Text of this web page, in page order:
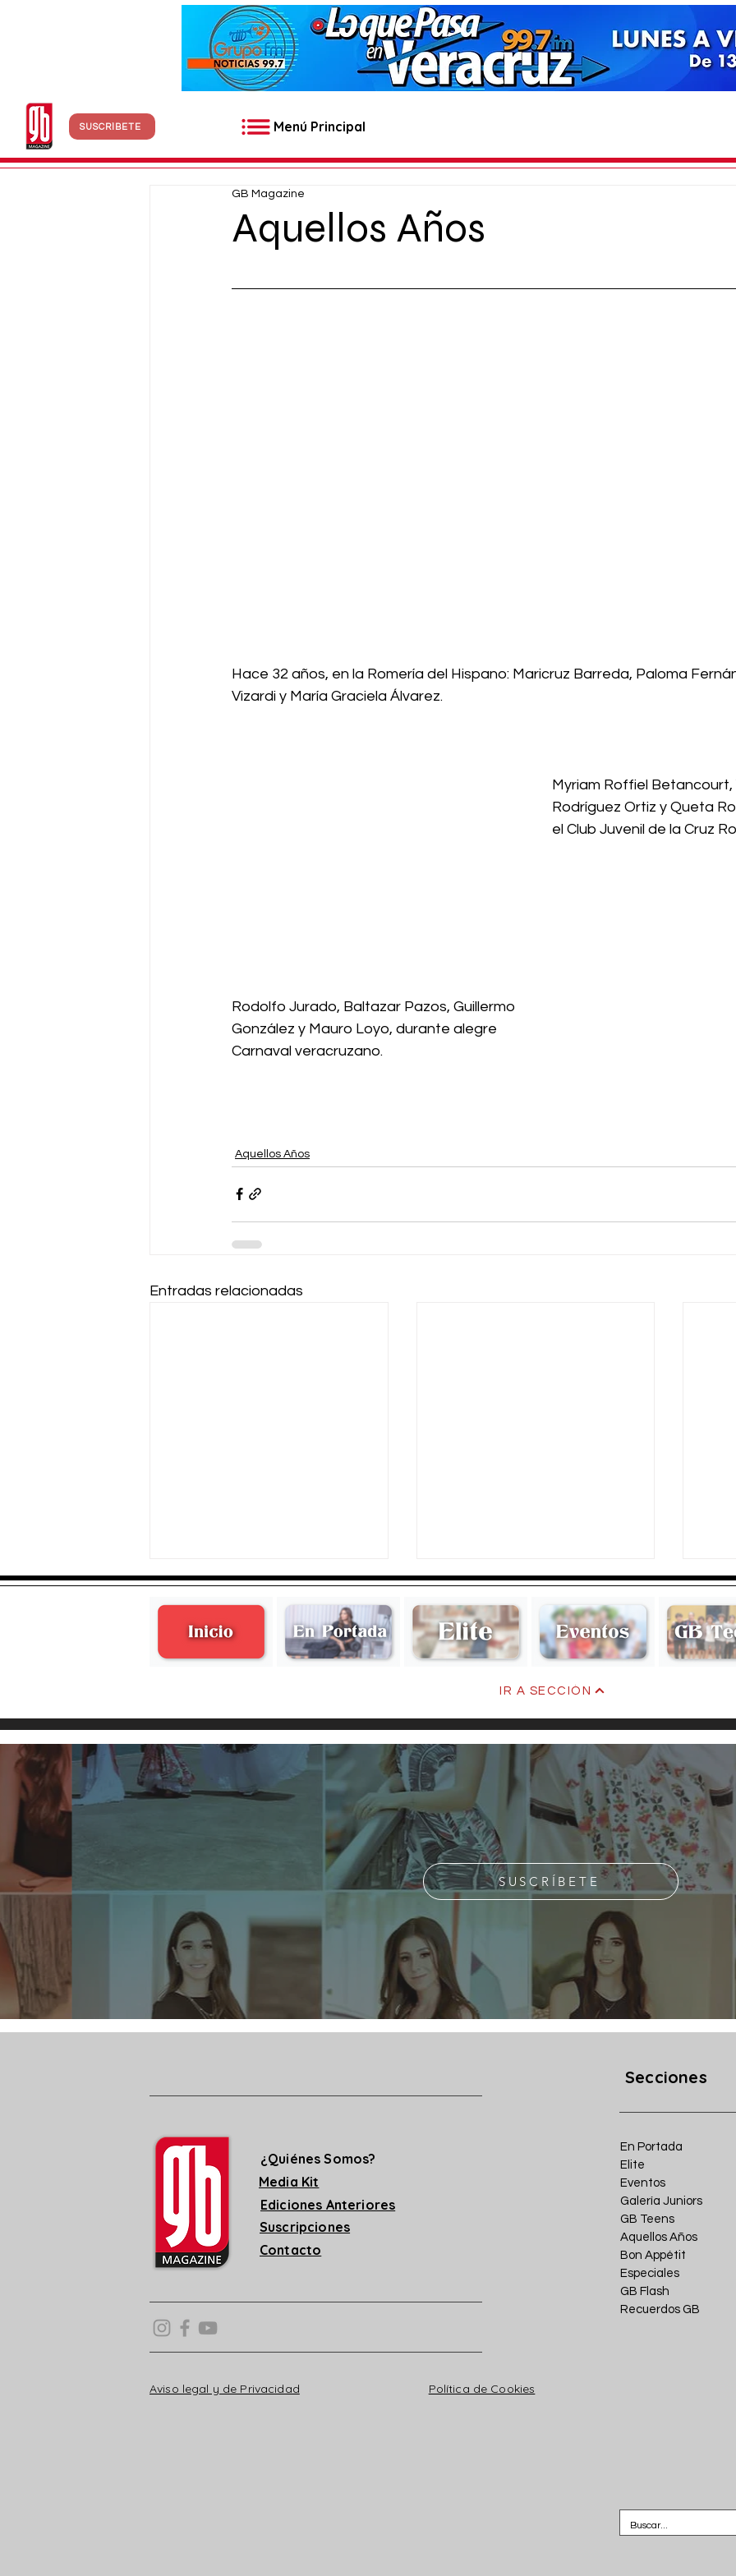
SUSCRÍBETE Menú Principal
Aquellos Años
GB Magazine
Hace 32 años, en la Romería del Hispano: Maricruz Barreda, Paloma
Vizardi y María Graciela Álvarez.
Myriam Roffiel Betancourt,
Rodríguez Ortiz y Queta
el Club Juvenil de la Cruz
Rodolfo Jurado, Baltazar Pazos, Guillermo
González y Mauro Loyo, durante alegre
Carnaval veracruzano.
Aquellos Años
Entradas relacionadas
Aquellos Años Aquellos Años
IR A SECCIÓN
SUSCRÍBETE
¿Quiénes Somos?
Media Kit
Ediciones Anteriores
Suscripciones
Contacto
Aviso legal y de Privacidad Política de Cookies
Secciones
En Portada
Elite
Eventos
Galería Juniors
GB Teens
Aquellos Años
Bon Appétit
Especiales
GB Flash
Recuerdos GB